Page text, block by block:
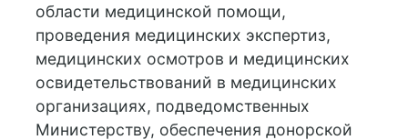
области медицинской помощи,
проведения медицинских экспертиз,
медицинских осмотров и медицинских
освидетельствований в медицинских
организациях, подведомственных
Министерству, обеспечения донорской